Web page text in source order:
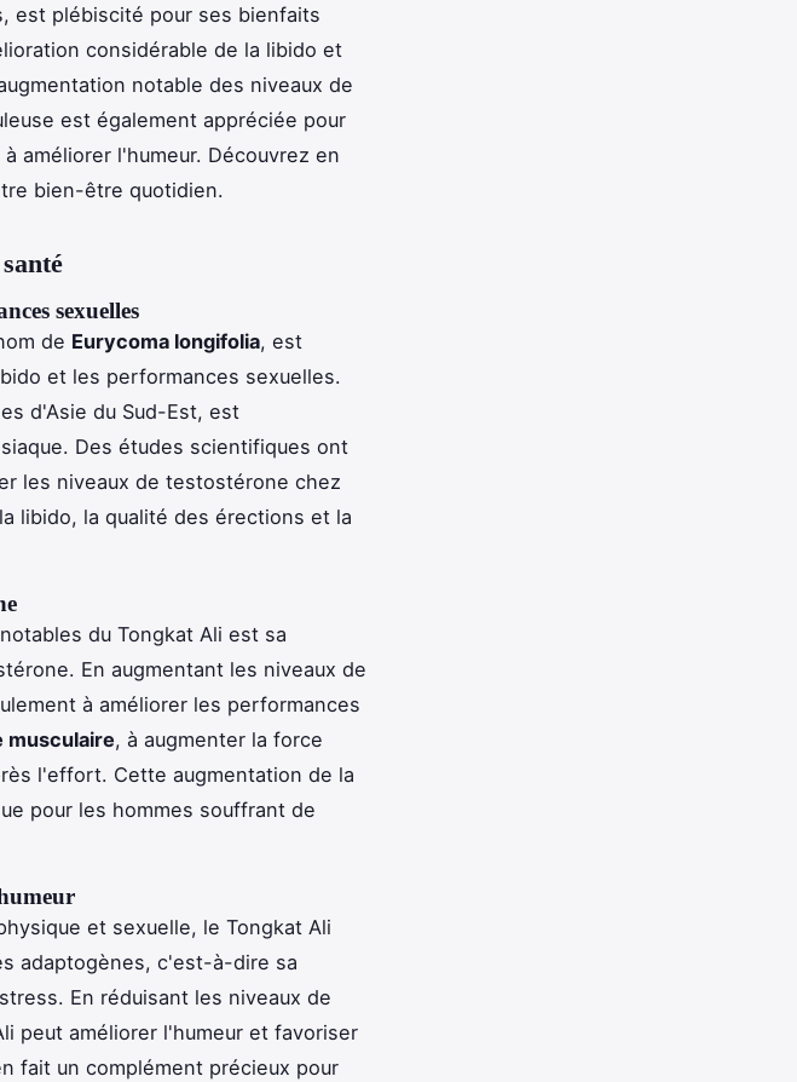
est plébiscité pour ses bienfaits
considérable de la libido et
notable des niveaux de
est également appréciée pour
améliorer l'humeur. Découvrez en
bien-être quotidien.
sexuelles
de Eurycoma longifolia, est
et les performances sexuelles.
d'Asie du Sud-Est, est
Des études scientifiques ont
les niveaux de testostérone chez
libido, la qualité des érections et la
du Tongkat Ali est sa
En augmentant les niveaux de
à améliorer les performances
musculaire, à augmenter la force
l'effort. Cette augmentation de la
pour les hommes souffrant de
et sexuelle, le Tongkat Ali
adaptogènes, c'est-à-dire sa
En réduisant les niveaux de
peut améliorer l'humeur et favoriser
fait un complément précieux pour